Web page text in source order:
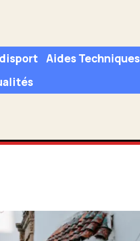
Aides Techniques